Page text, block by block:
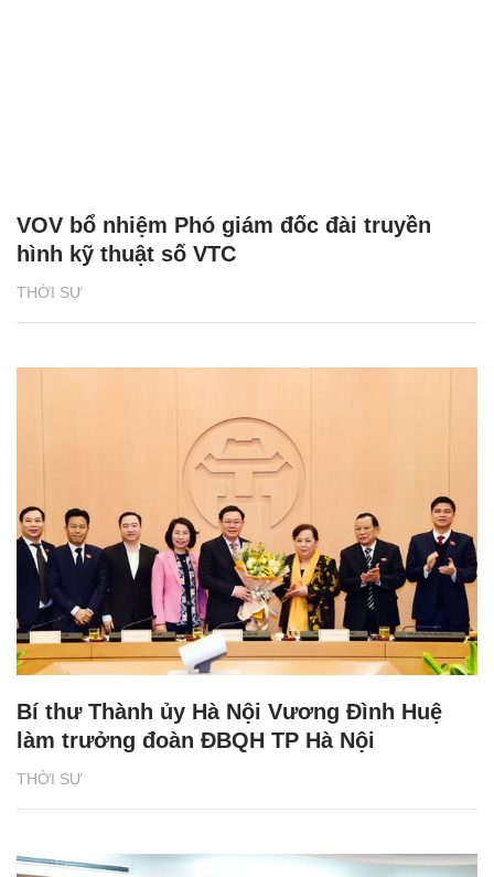
THỜI SỰ
VOV bổ nhiệm Phó giám đốc đài truyền
hình kỹ thuật số VTC
THỜI SỰ
Bí thư Thành ủy Hà Nội Vương Đình Huệ
làm trưởng đoàn ĐBQH TP Hà Nội